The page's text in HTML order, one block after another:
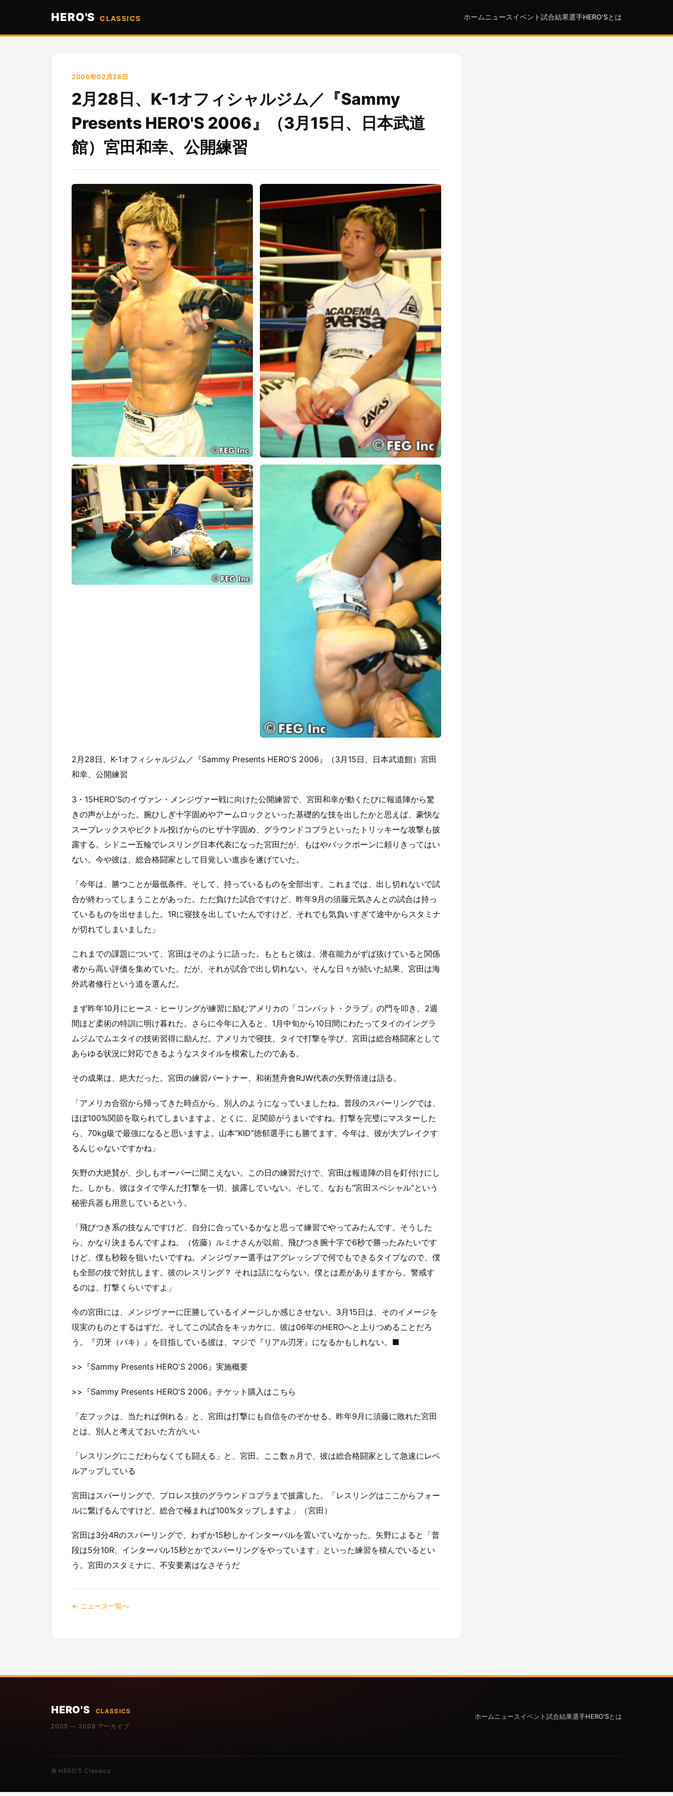
HERO'S CLASSICS ホーム ニュースイベント試合結果選手HERO'Sとは
2006年02月28日
2月28日、K-1オフィシャルジム／『Sammy
Presents HERO'S 2006』（3月15日、日本武道
館）宮田和幸、公開練習
2月28日、K-1オフィシャルジム／『Sammy Presents HERO'S 2006』（3月15日、日本武道館）宮田
和幸、公開練習
3・15HERO'Sのイヴァン・メンジヴァー戦に向けた公開練習で、宮田和幸が動くたびに報道陣から驚
きの声が上がった。腕ひしぎ十字固めやアームロックといった基礎的な技を出したかと思えば、豪快な
スープレックスやビクトル投げからのヒザ十字固め、グラウンドコブラといったトリッキーな攻撃も披
露する。シドニー五輪でレスリング日本代表になった宮田だが、もはやバックボーンに頼りきってはい
ない。今や彼は、総合格闘家として目覚しい進歩を遂げていた。
「今年は、勝つことが最低条件。そして、持っているものを全部出す。これまでは、出し切れないで試
合が終わってしまうことがあった。ただ負けた試合ですけど、昨年9月の須藤元気さんとの試合は持っ
ているものを出せました。1Rに寝技を出していたんですけど、それでも気負いすぎて途中からスタミナ
が切れてしまいました」
これまでの課題について、宮田はそのように語った。もともと彼は、潜在能力がずば抜けていると関係
者から高い評価を集めていた。だが、それが試合で出し切れない。そんな日々が続いた結果、宮田は海
外武者修行という道を選んだ。
まず昨年10月にヒース・ヒーリングが練習に励むアメリカの「コンバット・クラブ」の門を叩き、2週
間ほど柔術の特訓に明け暮れた。さらに今年に入ると、1月中旬から10日間にわたってタイのイングラ
ムジムでムエタイの技術習得に励んだ。アメリカで寝技、タイで打撃を学び、宮田は総合格闘家として
あらゆる状況に対応できるようなスタイルを模索したのである。
その成果は、絶大だった。宮田の練習パートナー、和術慧舟會RJW代表の矢野倍達は語る。
「アメリカ合宿から帰ってきた時点から、別人のようになっていましたね。普段のスパーリングでは、
ほぼ100%関節を取られてしまいますよ。とくに、足関節がうまいですね。打撃を完璧にマスターした
ら、70kg級で最強になると思いますよ。山本“KID”徳郁選手にも勝てます。今年は、彼が大ブレイクす
るんじゃないですかね」
矢野の大絶賛が、少しもオーバーに聞こえない。この日の練習だけで、宮田は報道陣の目を釘付けにし
た。しかも、彼はタイで学んだ打撃を一切、披露していない。そして、なおも“宮田スペシャル”という
秘密兵器も用意しているという。
「飛びつき系の技なんですけど、自分に合っているかなと思って練習でやってみたんです。そうした
ら、かなり決まるんですよね。（佐藤）ルミナさんが以前、飛びつき腕十字で6秒で勝ったみたいです
けど、僕も秒殺を狙いたいですね。メンジヴァー選手はアグレッシブで何でもできるタイプなので、僕
も全部の技で対抗します。彼のレスリング？ それは話にならない。僕とは差がありますから。警戒す
るのは、打撃くらいですよ」
今の宮田には、メンジヴァーに圧勝しているイメージしか感じさせない。3月15日は、そのイメージを
現実のものとするはずだ。そしてこの試合をキッカケに、彼は06年のHEROへと上りつめることだろ
う。『刃牙（バキ）』を目指している彼は、マジで『リアル刃牙』になるかもしれない。■
>>『Sammy Presents HERO'S 2006』実施概要
>>『Sammy Presents HERO'S 2006』チケット購入はこちら
「左フックは、当たれば倒れる」と、宮田は打撃にも自信をのぞかせる。昨年9月に須藤に敗れた宮田
とは、別人と考えておいた方がいい
「レスリングにこだわらなくても闘える」と、宮田。ここ数ヵ月で、彼は総合格闘家として急速にレベ
ルアップしている
宮田はスパーリングで、プロレス技のグラウンドコブラまで披露した。「レスリングはここからフォー
ルに繋げるんですけど、総合で極まれば100%タップしますよ」（宮田）
宮田は3分4Rのスパーリングで、わずか15秒しかインターバルを置いていなかった。矢野によると「普
段は5分10R、インターバル15秒とかでスパーリングをやっています」といった練習を積んでいるとい
う。宮田のスタミナに、不安要素はなさそうだ
← ニュース一覧へ
HERO'S
CLASSICS
2005 — 2008 アーカイブ
ホームニュースイベント試合結果選手HERO'Sとは
© HERO'S Classics